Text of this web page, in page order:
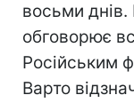
восьми
обговорює
Російським
Варто